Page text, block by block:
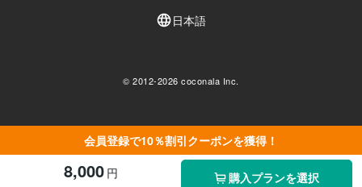
会員登録で10％割引クーポンを獲得！
8,000 円 購入プランを選択